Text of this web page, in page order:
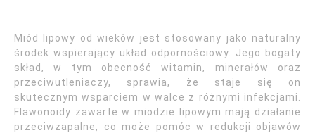
Miód lipowy od wieków jest stosowany jako naturalny
środek wspierający układ odpornościowy. Jego bogaty
skład, w tym obecność witamin, minerałów oraz
przeciwutleniaczy, sprawia, że staje się on
skutecznym wsparciem w walce z różnymi infekcjami.
Flawonoidy zawarte w miodzie lipowym mają działanie
przeciwzapalne, co może pomóc w redukcji objawów